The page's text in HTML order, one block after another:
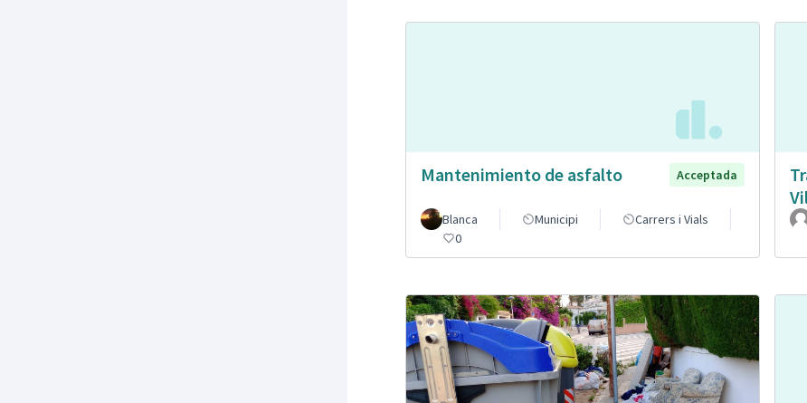
Mantenimiento de asfalto Acceptada
Blanca Municipi
Carrers i Vials
0